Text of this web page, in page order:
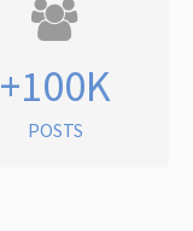
+100K
POSTS